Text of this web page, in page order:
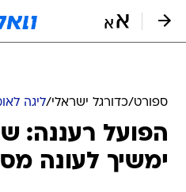
ספורט/כדורגל ישראלי/ליגה
הפועל רעננה:
ימשיך לעונה מספר 13